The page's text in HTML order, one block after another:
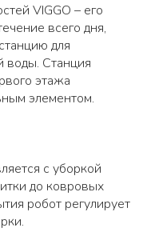
VIGGO – его
всего дня,
для
воды. Станция
этажа
элементом.
с уборкой
до ковровых
робот регулирует